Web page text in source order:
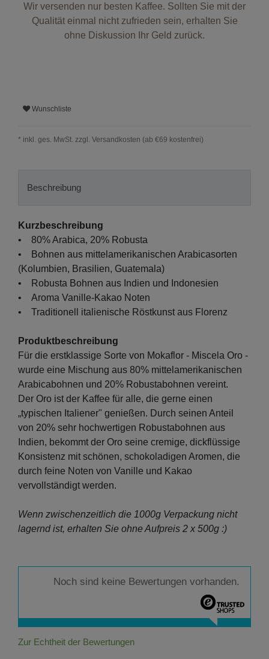
Wir versenden nur besten Kaffee. Sollten Sie mit der
Qualität einmal nicht zufrieden sein, erhalten Sie
ohne Diskussion Ihr Geld zurück.
Wunschliste
* inkl. ges. MwSt. zzgl. Versandkosten (ab €69 kostenfrei)
Beschreibung
Kurzbeschreibung
• 80% Arabica, 20% Robusta
• Bohnen aus mittelamerikanischen Arabicasorten
(Kolumbien, Brasilien, Guatemala)
• Robusta Bohnen aus Indien und Indonesien
• Aroma Vanille-Kakao Noten
• Traditionell italienische Röstkunst aus Florenz
Produktbeschreibung
Für die erstklassige Sorte von Mokaflor - Miscela Oro -
wurde eine Mischung aus 80% mittelamerikanischen
Arabicabohnen und 20% Robustabohnen vereint.
Der Oro ist der Kaffee für alle, die gerne einen
„typischen Italiener" genießen. Durch seinen Anteil
von 20% sehr hochwertigen Robustabohnen aus
Indien, bekommt der Oro seine cremige, dickflüssige
Konsistenz mit schönen, schokoladigen Aromen, die
durch feine Noten von Vanille und Kakao
vervollständigt werden.
Wenn zwischenzeitlich die 1000g Verpackung nicht
lagernd ist, erhalten Sie ohne Aufpreis 2 x 500g :)
Noch sind keine Bewertungen vorhanden.
Zur Echtheit der Bewertungen